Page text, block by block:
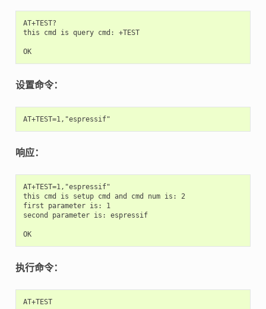
AT+TEST?
this cmd is query cmd: +TEST
OK
设置命令：
响应：
AT+TEST=1,"espressif"
this cmd is setup cmd and cmd num is: 2
first parameter is: 1
second parameter is: espressif
OK
执行命令：
AT+TEST